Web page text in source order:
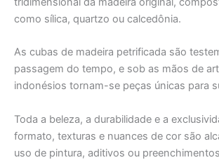
como sílica, quartzo ou calcedônia.
As cubas de madeira petrificada são
passagem do tempo, e sob as mãos de
indonésios tornam-se peças únicas para
Toda a beleza, a durabilidade e a
formato, texturas e nuances de cor são
uso de pintura, aditivos ou